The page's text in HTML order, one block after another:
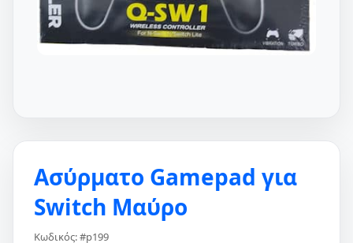
Ασύρματο Gamepad για
Switch Μαύρο
Κωδικός: #p199